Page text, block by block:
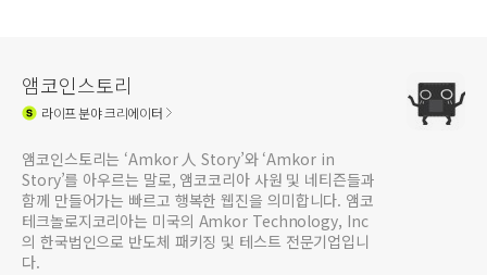
앰코인스토리
라이프분야 크리에이터
앰코인스토리는 ‘Amkor 人 Story’와 ‘Amkor in
Story’를 아우르는 말로, 앰코코리아 사원 및 네티즌들과
함께 만들어가는 빠르고 행복한 웹진을 의미합니다. 앰코
테크놀로지코리아는 미국의 Amkor Technology, Inc
의 한국법인으로 반도체 패키징 및 테스트 전문기업입니
다.